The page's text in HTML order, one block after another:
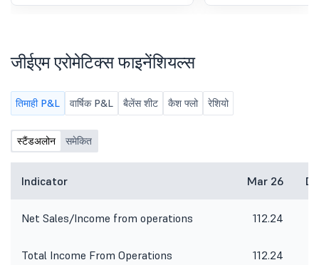
(''OAVM'').
जीईएम एरोमेटिक्स फाइनेंशियल्स
तिमाही P&L वार्षिक P&L बैलेंस शीट कैश फ्लो रेशियो
स्टैंडअलोन समेकित
Indicator Mar 26
Net Sales/Income from operations 112.24
Total Income From Operations 112.24